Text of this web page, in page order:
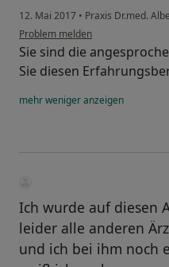
12. Mai 2017 • Praxis Dr.med.
Problem melden
Sie sind die
Sie diesen
mehrwenigeranzeigen
Ich wurde auf diesen
leider alle anderen
und ich bei ihm noch